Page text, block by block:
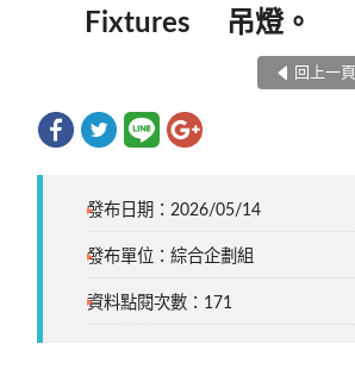
Fixtures 吊燈。
回上一頁
發布日期：2026/05/14
發布單位：綜合企劃組
資料點閱次數：171